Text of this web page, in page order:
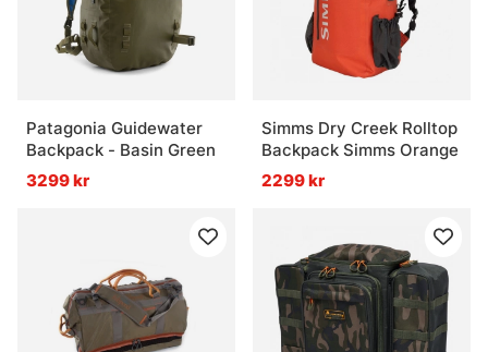
Patagonia Guidewater
Backpack - Basin Green
3299 kr
Simms Dry Creek Rolltop
Backpack Simms Orange
2299 kr